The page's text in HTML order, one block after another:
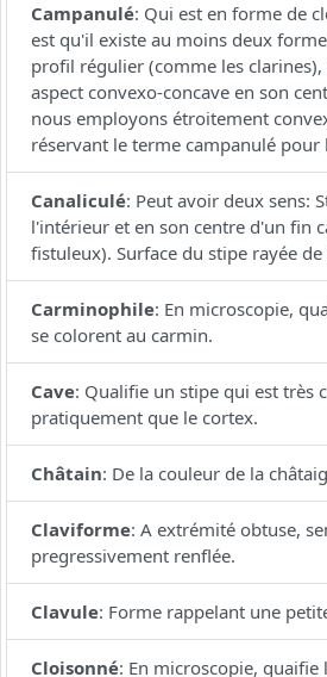
Campanulé: Qui est en forme de
est qu'il existe au moins deux
profil régulier (comme les
aspect convexo-concave en son
nous employons étroitement
réservant le terme campanulé pour
Canaliculé: Peut avoir deux sens:
l'intérieur et en son centre d'un fin
fistuleux). Surface du stipe rayée
Carminophile: En microscopie,
se colorent au carmin.
Cave: Qualifie un stipe qui est très
pratiquement que le cortex.
Châtain: De la couleur de la
Claviforme: A extrémité obtuse,
pregressivement renflée.
Clavule: Forme rappelant une
Cloisonné: En microscopie,